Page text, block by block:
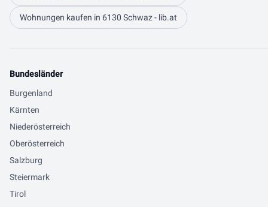
Wohnungen kaufen in 6130 Schwaz - lib.at
Bundesländer
Burgenland
Kärnten
Niederösterreich
Oberösterreich
Salzburg
Steiermark
Tirol